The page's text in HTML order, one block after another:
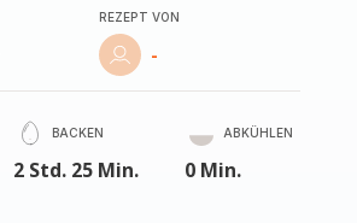
REZEPT VON
-
BACKEN
2 Std. 25 Min.
ABKÜHLEN
0 Min.